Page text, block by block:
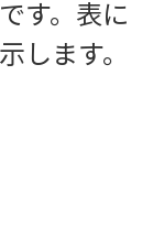
す。表に
します。